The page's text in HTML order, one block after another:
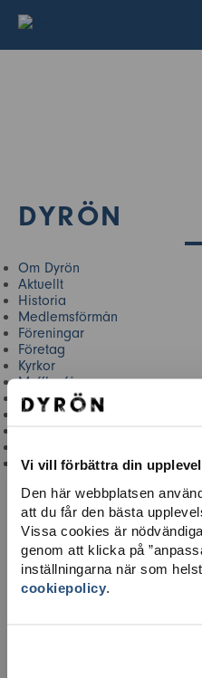
Vi vill förbättra din
Den här webbplatsen
att du får den bästa
Vissa cookies är
genom att klicka på
inställningarna när som
cookiepolicy
DYRÖN
Om Dyrön
Aktuellt
Historia
Medlemsförmån
Föreningar
Företag
Kyrkor
Mufflonfår
Närliggande
Brandvärn & sjuktransport
Integritetspolicy